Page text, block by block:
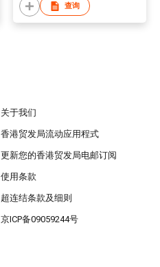
查询
关于我们
香港贸发局流动应用程式
更新您的香港贸发局电邮订阅
使用条款
超连结条款及细则
京ICP备09059244号